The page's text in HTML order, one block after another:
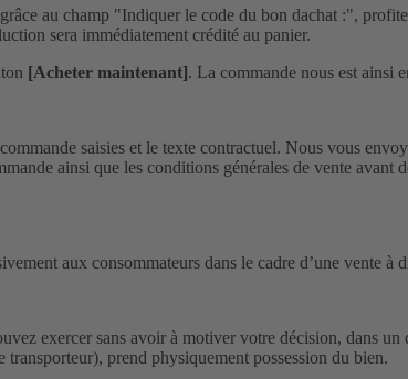
au champ "Indiquer le code du bon dachat :",
sera immédiatement crédité au panier.
[Acheter maintenant]. La commande nous est ainsi
saisies et le texte contractuel. Nous vous
ainsi que les conditions générales de vente
aux consommateurs dans le cadre d’une vente à
exercer sans avoir à motiver votre décision, dans
prend physiquement possession du bien.